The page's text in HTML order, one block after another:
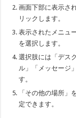
画面下部に表示さ
リックします。
表示されたメニュ
を選択します。
選択肢には「デス
ル」「メッセージ
す。
「その他の場所」
定できます。